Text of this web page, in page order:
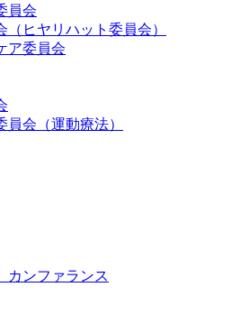
員会
（ヒヤリハット委員会）
ア委員会
会（運動療法）
カンファランス